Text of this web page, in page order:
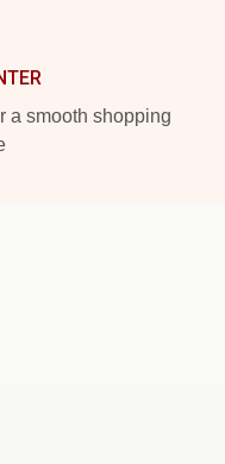
a smooth shopping